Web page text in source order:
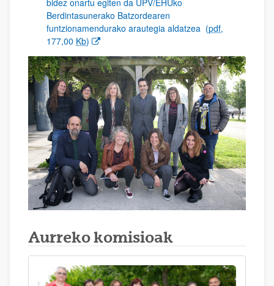
bidez onartu egiten da UPV/EHUko
Berdintasunerako Batzordearen
funtzionamendurako arautegia aldatzea (pdf,
177,00 Kb)
Aurreko komisioak